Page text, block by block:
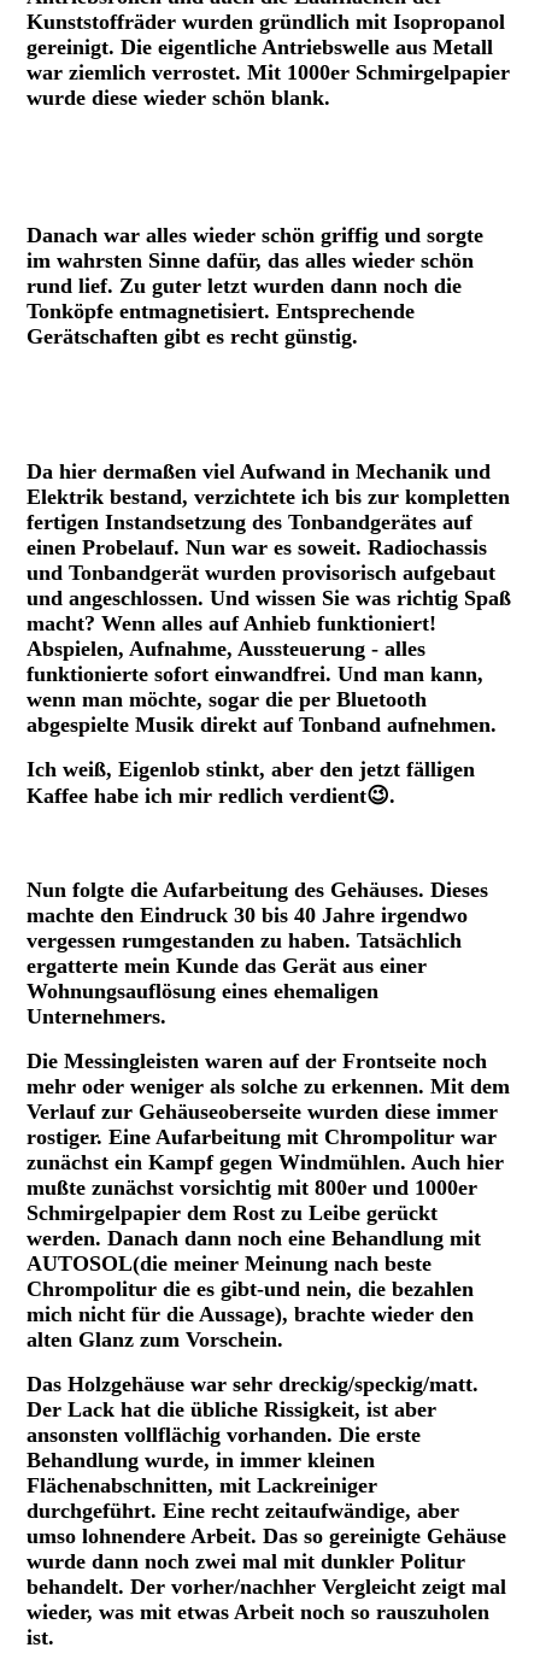
Kunststoffräder wurden gründlich mit Isopropanol
gereinigt. Die eigentliche Antriebswelle aus Metall
war ziemlich verrostet. Mit 1000er Schmirgelpapier
wurde diese wieder schön blank.
Danach war alles wieder schön griffig und sorgte
im wahrsten Sinne dafür, das alles wieder schön
rund lief. Zu guter letzt wurden dann noch die
Tonköpfe entmagnetisiert. Entsprechende
Gerätschaften gibt es recht günstig.
Da hier dermaßen viel Aufwand in Mechanik und
Elektrik bestand, verzichtete ich bis zur kompletten
fertigen Instandsetzung des Tonbandgerätes auf
einen Probelauf. Nun war es soweit. Radiochassis
und Tonbandgerät wurden provisorisch aufgebaut
und angeschlossen. Und wissen Sie was richtig Spaß
macht? Wenn alles auf Anhieb funktioniert!
Abspielen, Aufnahme, Aussteuerung - alles
funktionierte sofort einwandfrei. Und man kann,
wenn man möchte, sogar die per Bluetooth
abgespielte Musik direkt auf Tonband aufnehmen.
Ich weiß, Eigenlob stinkt, aber den jetzt fälligen
Kaffee habe ich mir redlich verdient😉.
Nun folgte die Aufarbeitung des Gehäuses. Dieses
machte den Eindruck 30 bis 40 Jahre irgendwo
vergessen rumgestanden zu haben. Tatsächlich
ergatterte mein Kunde das Gerät aus einer
Wohnungsauflösung eines ehemaligen
Unternehmers.
Die Messingleisten waren auf der Frontseite noch
mehr oder weniger als solche zu erkennen. Mit dem
Verlauf zur Gehäuseoberseite wurden diese immer
rostiger. Eine Aufarbeitung mit Chrompolitur war
zunächst ein Kampf gegen Windmühlen. Auch hier
mußte zunächst vorsichtig mit 800er und 1000er
Schmirgelpapier dem Rost zu Leibe gerückt
werden. Danach dann noch eine Behandlung mit
AUTOSOL(die meiner Meinung nach beste
Chrompolitur die es gibt-und nein, die bezahlen
mich nicht für die Aussage), brachte wieder den
alten Glanz zum Vorschein.
Das Holzgehäuse war sehr dreckig/speckig/matt.
Der Lack hat die übliche Rissigkeit, ist aber
ansonsten vollflächig vorhanden. Die erste
Behandlung wurde, in immer kleinen
Flächenabschnitten, mit Lackreiniger
durchgeführt. Eine recht zeitaufwändige, aber
umso lohnendere Arbeit. Das so gereinigte Gehäuse
wurde dann noch zwei mal mit dunkler Politur
behandelt. Der vorher/nachher Vergleicht zeigt mal
wieder, was mit etwas Arbeit noch so rauszuholen
ist.